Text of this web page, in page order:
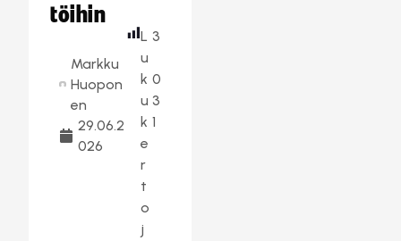
töihin
Markku
Huopon
en
29.06.2
026
L
u
k
u
k
e
r
t
o
j
3
0
3
1